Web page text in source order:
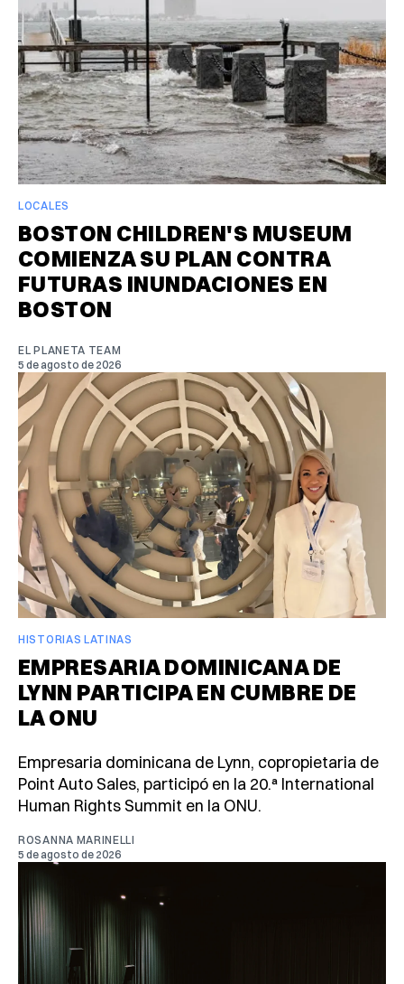
LOCALES
BOSTON CHILDREN'S MUSEUM
COMIENZA SU PLAN CONTRA
FUTURAS INUNDACIONES EN
BOSTON
EL PLANETA TEAM
5 de agosto de 2026
HISTORIAS LATINAS
EMPRESARIA DOMINICANA DE
LYNN PARTICIPA EN CUMBRE DE
LA ONU
Empresaria dominicana de Lynn, copropietaria de
Point Auto Sales, participó en la 20.ª International
Human Rights Summit en la ONU.
ROSANNA MARINELLI
5 de agosto de 2026